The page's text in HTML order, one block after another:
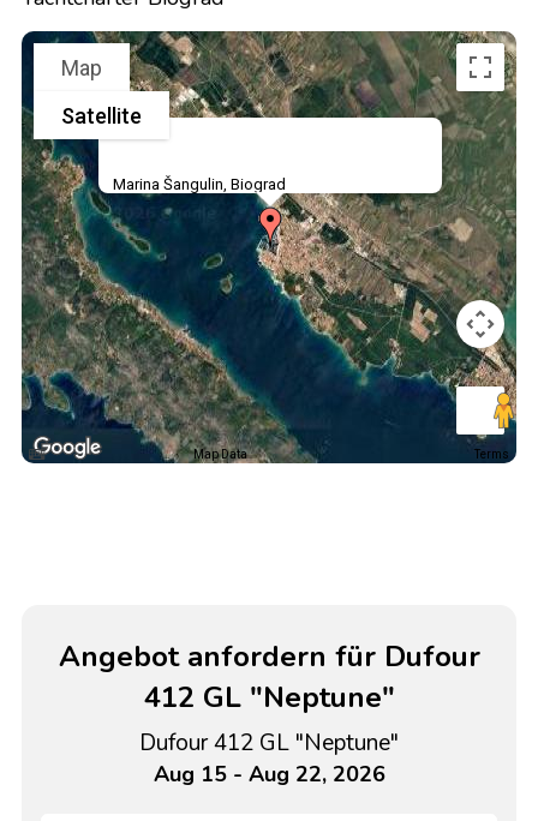
Marina Šangulin, Biograd
Map
Satellite
Map Data Terms
Angebot anfordern für Dufour
412 GL "Neptune"
Dufour 412 GL "Neptune"
Aug 15 - Aug 22, 2026